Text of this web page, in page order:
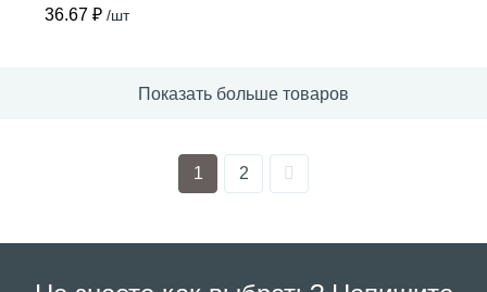
36.67 ₽ /шт
Показать больше товаров
1 2